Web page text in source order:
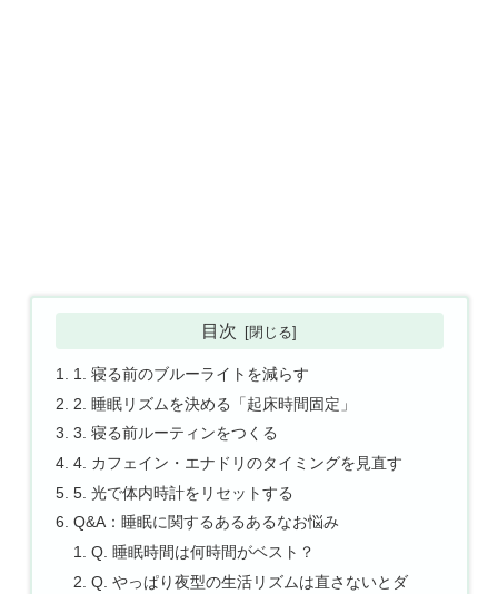
目次
1. 寝る前のブルーライトを減らす
2. 睡眠リズムを決める「起床時間固定」
3. 寝る前ルーティンをつくる
4. カフェイン・エナドリのタイミングを見直す
5. 光で体内時計をリセットする
Q&A：睡眠に関するあるあるなお悩み
Q. 睡眠時間は何時間がベスト？
Q. やっぱり夜型の生活リズムは直さないとダ